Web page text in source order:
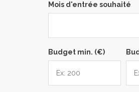
Mois d'entrée souhaité
Budget min. (€)